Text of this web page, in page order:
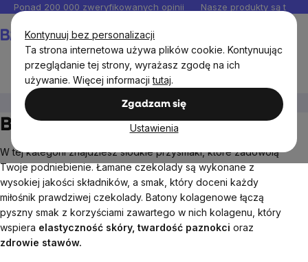
Kontynuuj bez personalizacji
Ta strona internetowa używa plików cookie. Kontynuując
przeglądanie tej strony, wyrażasz zgodę na ich
używanie. Więcej informacjitutaj.
Zgadzam się
Ustawienia
Przejść
do
treści
Ponad 200 000 zweryfikowanych opinii Nasze produkty są
#WomanPower Batoniki i czekolady
Batoniki i czekolady
W tej kategorii znajdziesz słodkie przysmaki, które zadowolą
Twoje podniebienie. Łamane czekolady są wykonane z
wysokiej jakości składników, a smak, który doceni każdy
miłośnik prawdziwej czekolady. Batony kolagenowe łączą
pyszny smak z korzyściami zawartego w nich kolagenu, który
wspiera elastyczność skóry, twardość paznokci oraz
zdrowie stawów.